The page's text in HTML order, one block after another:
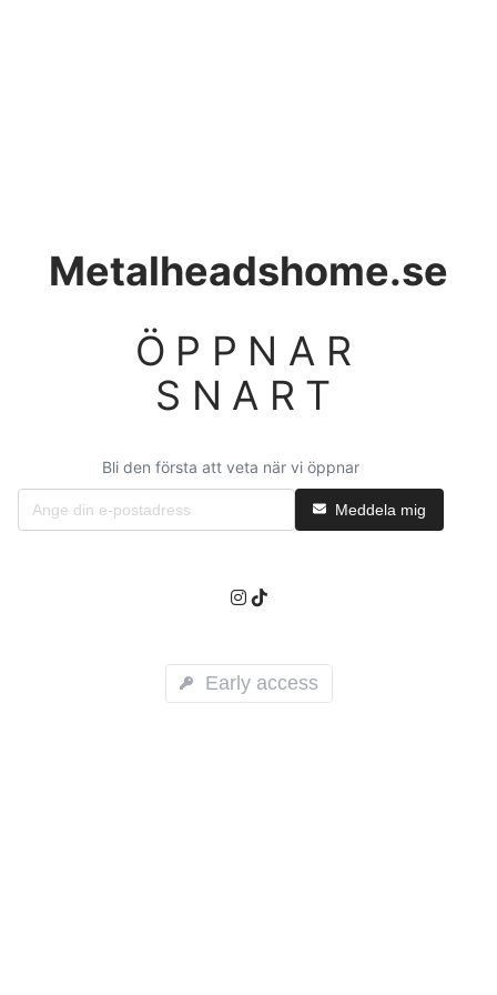
Metalheadshome.se
ÖPPNAR
SNART
Bli den första att veta när vi öppnar
Meddela mig
Early access